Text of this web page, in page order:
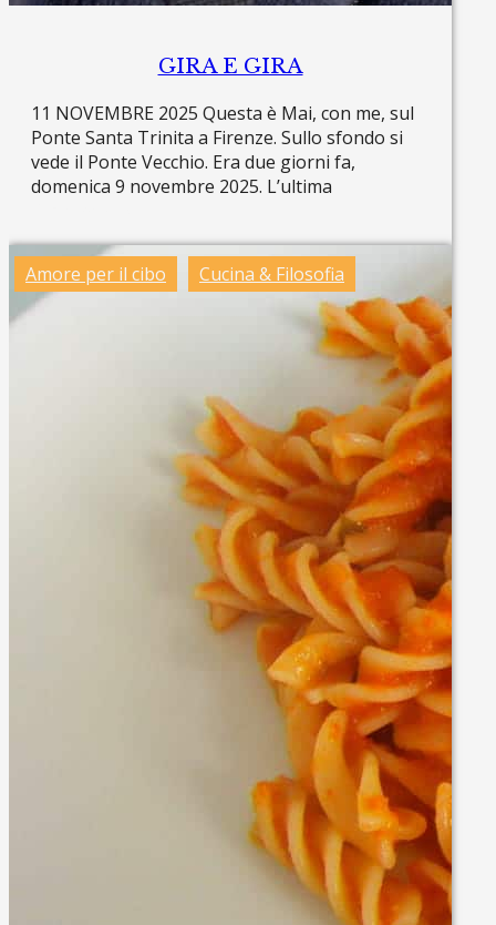
GIRA E GIRA
11 NOVEMBRE 2025 Questa è Mai, con me, sul
Ponte Santa Trinita a Firenze. Sullo sfondo si
vede il Ponte Vecchio. Era due giorni fa,
domenica 9 novembre 2025. L’ultima
Amore per il cibo Cucina & Filosofia